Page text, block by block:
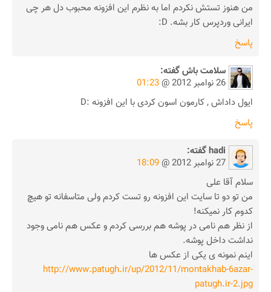
من هنوز تستش نکردم اما به نظرم این افزونه محبوب دل هر چی
ایرانی وردپرس کار بشه. D:
پاسخ
سلامت باشگفته:
26 نوامبر 2012 @
01:23
ایول داداش , کارمون اسون کردی با این افزونه :D
پاسخ
hadiگفته:
27 نوامبر 2012 @
18:09
سلام آقا علی
من تو دو تا سایت این افزونه رو تست کردم ولی متاسفانه تو هیچ
کدوم کار نمیکنه!
از نظر هم نامی در پوشه هم بررسی کردم و عکس هم نامی وجود
نداشت داخل پوشه.
اینم نمونه ی یکی از عکس ها
http://www.patugh.ir/up/2012/11/montakhab-6azar-
patugh.ir-2.jpg